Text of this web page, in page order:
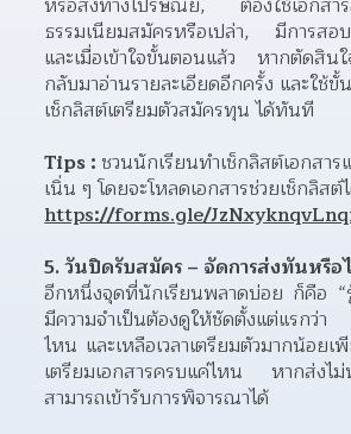
ธรรมเนียมสมัครหรือเปล่า, มีการสอ
และเมื่อเข้าใจขั้นตอนแล้ว หากตัดสิ
กลับมาอ่านรายละเอียดอีกครั้ง และใช้
เช็กลิสต์เตรียมตัวสมัครทุน ได้ทันที
Tips : ชวนนักเรียนทำเช็กลิสต์เอกสา
https://forms.gle/
5. วันปิดรับสมัคร – จัดการส่งทันหรือ
อีกหนึ่งจุดที่นักเรียนพลาดบ่อย ก็คือ “
มีความจำเป็นต้องดูให้ชัดตั้งแต่แรกว่า
ไหน และเหลือเวลาเตรียมตัวมากน้อยเ
เตรียมเอกสารครบแค่ไหน หากส่ง
สามารถเข้ารับการพิจารณาได้